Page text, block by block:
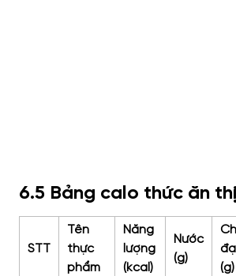
6.5 Bảng calo thức ăn
STT
Tên
thực
phẩm
Năng
lượng
(kcal)
Nước
(g)
(g)